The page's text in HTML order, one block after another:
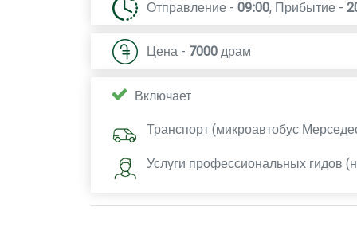
Отправление - 09:00 Прибытие -
Цена - 7000 драм
Включает
Транспорт (микроавтобус
Услуги профессиональных гидов